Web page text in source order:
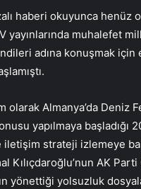
haberi okuyunca henüz o
muhalefet
adına konuşmak
olarak Almanya’da
yapılmaya başladığı
strateji izlemeye
Kılıçdaroğlu’nun AK
yönettiği yolsuzluk